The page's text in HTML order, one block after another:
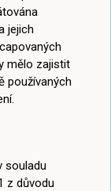
jejich
mělo zajistit
používaných
souladu
z důvodu